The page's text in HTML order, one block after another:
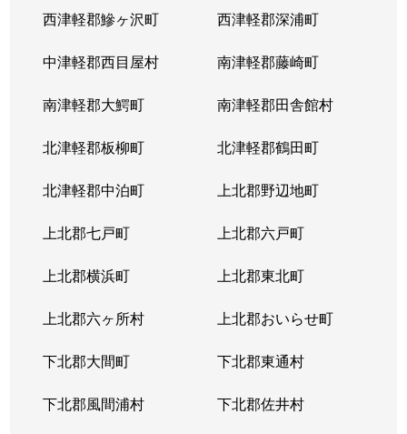
西津軽郡鰺ヶ沢町 西津軽郡深浦町
中津軽郡西目屋村 南津軽郡藤崎町
南津軽郡大鰐町 南津軽郡田舎館村
北津軽郡板柳町 北津軽郡鶴田町
北津軽郡中泊町 上北郡野辺地町
上北郡七戸町 上北郡六戸町
上北郡横浜町 上北郡東北町
上北郡六ヶ所村 上北郡おいらせ町
下北郡大間町 下北郡東通村
下北郡風間浦村 下北郡佐井村